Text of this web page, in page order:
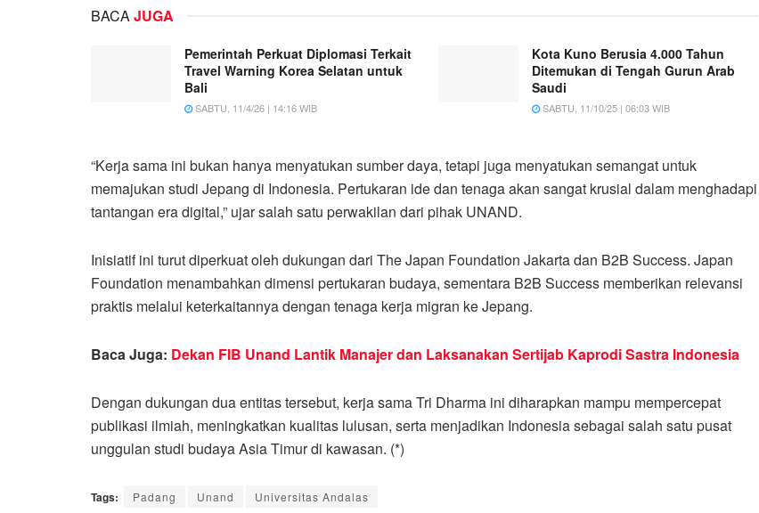
BACAJUGA
Pemerintah Perkuat Diplomasi Terkait
Travel Warning Korea Selatan untuk
Bali
SABTU, 11/4/26 | 14:16 WIB
Kota Kuno Berusia 4.000 Tahun
Ditemukan di Tengah Gurun Arab
Saudi
SABTU, 11/10/25 | 06:03 WIB
“Kerja sama ini bukan hanya menyatukan sumber daya, tetapi juga menyatukan semangat untuk
memajukan studi Jepang di Indonesia. Pertukaran ide dan tenaga akan sangat krusial dalam menghadapi
tantangan era digital,” ujar salah satu perwakilan dari pihak UNAND.
Inisiatif ini turut diperkuat oleh dukungan dari The Japan Foundation Jakarta dan B2B Success. Japan
Foundation menambahkan dimensi pertukaran budaya, sementara B2B Success memberikan relevansi
praktis melalui keterkaitannya dengan tenaga kerja migran ke Jepang.
Baca Juga: Dekan FIB Unand Lantik Manajer dan Laksanakan Sertijab Kaprodi Sastra Indonesia
Dengan dukungan dua entitas tersebut, kerja sama Tri Dharma ini diharapkan mampu mempercepat
publikasi ilmiah, meningkatkan kualitas lulusan, serta menjadikan Indonesia sebagai salah satu pusat
unggulan studi budaya Asia Timur di kawasan. (*)
Tags: Padang Unand Universitas Andalas